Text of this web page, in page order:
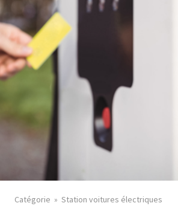
Catégorie Station voitures électriques